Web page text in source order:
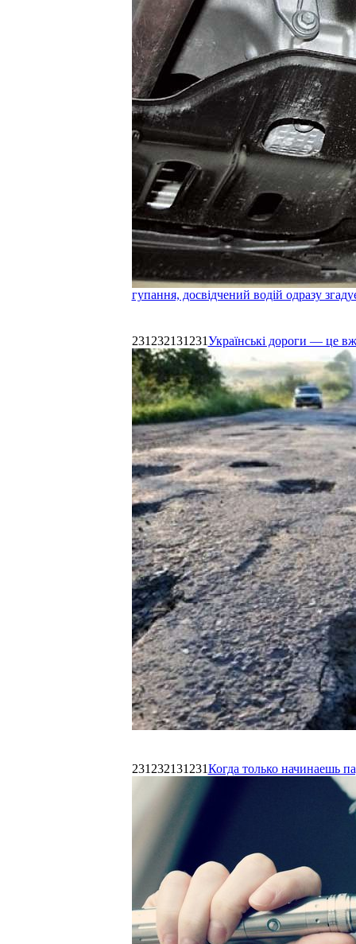
гупання, досвідчений водій одразу
231232131231Українські дороги — це
231232131231Когда только начинаешь